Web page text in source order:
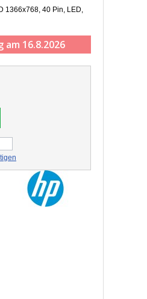
1366x768, 40 Pin, LED,
am 16.8.2026